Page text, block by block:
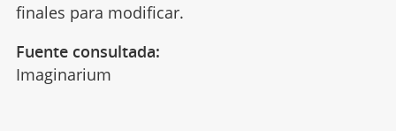
finales para modificar.
Fuente consultada:
Imaginarium